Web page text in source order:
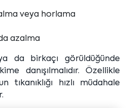
veya horlama
azalma
da birkaçı görüldüğünde
danışılmalıdır. Özellikle
hızlı müdahale